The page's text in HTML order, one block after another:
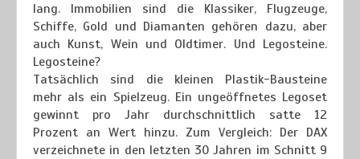
lang. Immobilien sind die Klassiker, Flugzeuge,
Schiffe, Gold und Diamanten gehören dazu, aber
auch Kunst, Wein und Oldtimer. Und Legosteine.
Legosteine?
Tatsächlich sind die kleinen Plastik-Bausteine
mehr als ein Spielzeug. Ein ungeöffnetes Legoset
gewinnt pro Jahr durchschnittlich satte 12
Prozent an Wert hinzu. Zum Vergleich: Der DAX
verzeichnete in den letzten 30 Jahren im Schnitt 9